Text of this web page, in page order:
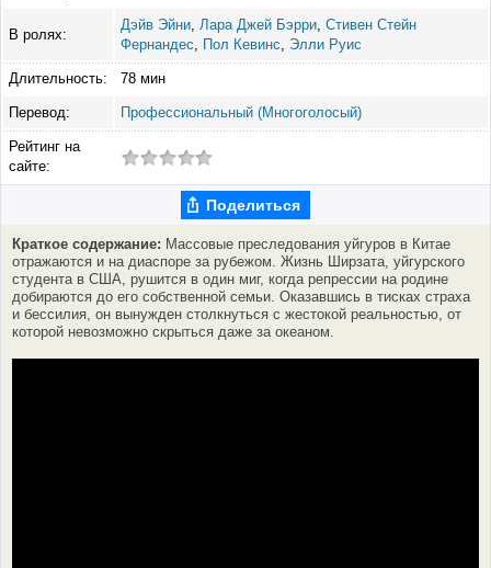
В ролях:
Дэйв Эйни Лара Джей Бэрри Стивен Стейн
Фернандес
Пол Кевинс Элли Руис
Длительность: 78 мин
Перевод: Профессиональный (Многоголосый)
Рейтинг на
сайте:
Поделиться
Краткое содержание: Массовые преследования уйгуров в Китае
отражаются и на диаспоре за рубежом. Жизнь Ширзата, уйгурского
студента в США, рушится в один миг, когда репрессии на родине
добираются до его собственной семьи. Оказавшись в тисках страха
и бессилия, он вынужден столкнуться с жестокой реальностью, от
которой невозможно скрыться даже за океаном.